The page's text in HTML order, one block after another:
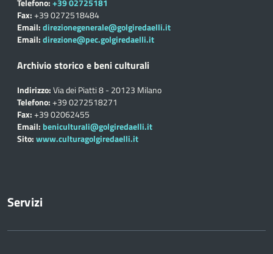
Telefono:+39 02725181
Fax:+39 0272518484
Email:direzionegenerale@golgiredaelli.it
Email:direzione@pec.golgiredaelli.it
Archivio storico e beni culturali
Indirizzo:Via dei Piatti 8 - 20123 Milano
Telefono:+39 0272518271
Fax:+39 02062455
Email: beniculturali@golgiredaelli.it
Sito:www.culturagolgiredaelli.it
Servizi